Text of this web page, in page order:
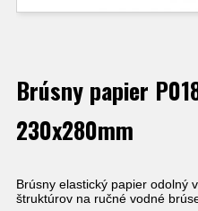
Brúsny papier
230x280mm
Brúsny elastický papier odolný
štruktúrov na ručné vodné